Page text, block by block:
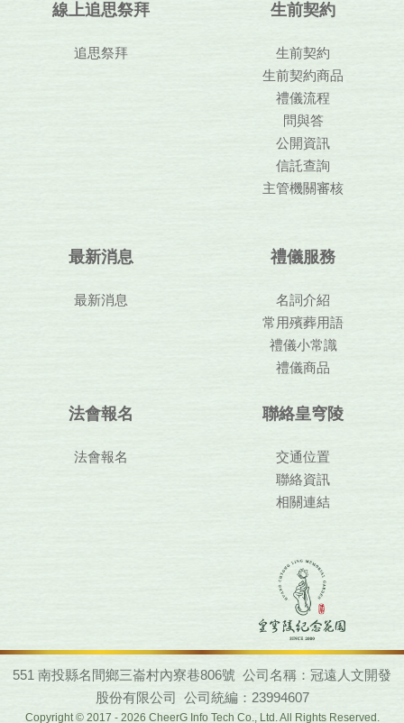
線上追思祭拜
追思祭拜
生前契約
生前契約
生前契約商品
禮儀流程
問與答
公開資訊
信託查詢
主管機關審核
最新消息
最新消息
禮儀服務
名詞介紹
常用殯葬用語
禮儀小常識
禮儀商品
法會報名
法會報名
聯絡皇穹陵
交通位置
聯絡資訊
相關連結
551 南投縣名間鄉三崙村內寮巷806號 公司名稱：冠遠人文開發
股份有限公司 公司統編：23994607
Copyright © 2017 - 2026 CheerG Info Tech Co., Ltd. All Rights Reserved.